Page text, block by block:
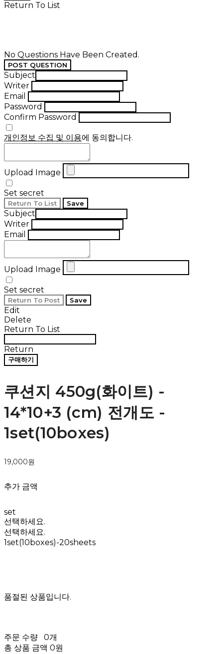
Return To List
No Questions Have Been Created.
POST QUESTION
Subject
Writer
Email
Password
Confirm Password
개인정보 수집 및 이용에 동의합니다.
Upload Image
Set secret
Return To List Save
Subject
Writer
Email
Upload Image
Set secret
Return To Post Save
Edit
Delete
Return To List
Return
구매하기
쿠션지 450g(화이트) -
14*10+3 (cm) 전개도 -
1set(10boxes)
19,000원
추가 금액
set
선택하세요.
선택하세요.
1set(10boxes)-20sheets
품절된 상품입니다.
주문 수량
0개
총 상품 금액 0원